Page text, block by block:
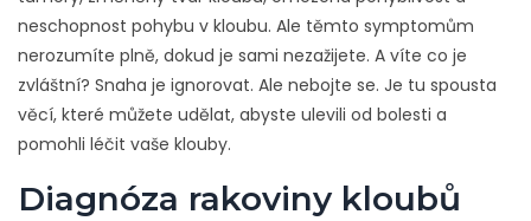
neschopnost pohybu v kloubu. Ale těmto symptomům
nerozumíte plně, dokud je sami nezažijete. A víte co je
zvláštní? Snaha je ignorovat. Ale nebojte se. Je tu spousta
věcí, které můžete udělat, abyste ulevili od bolesti a
pomohli léčit vaše klouby.
Diagnóza rakoviny kloubů